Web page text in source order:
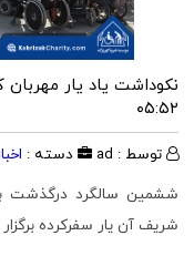
نکوداشت یاد یار
۰۵:۵۲
توسط : ad دسته :
ششمین سالگرد درگذشت
شریف آن یار سفرکرده